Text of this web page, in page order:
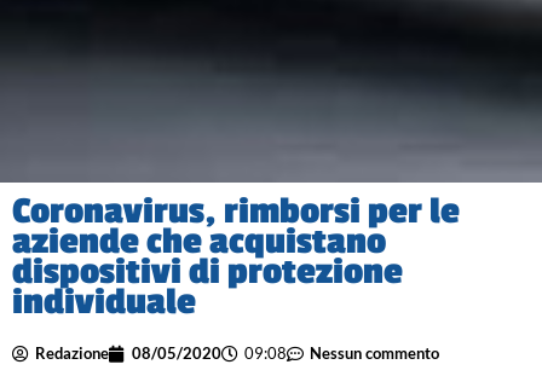
Coronavirus, rimborsi per le
aziende che acquistano
dispositivi di protezione
individuale
Redazione 08/05/2020 09:08 Nessun commento